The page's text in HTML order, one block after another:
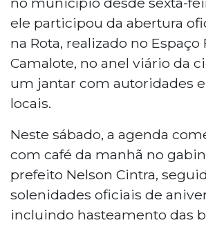
ele participou da abertura
na Rota, realizado no Espaço
Camalote, no anel viário da
um jantar com autoridades
locais.
Neste sábado, a agenda
com café da manhã no
prefeito Nelson Cintra,
solenidades oficiais de
incluindo hasteamento das